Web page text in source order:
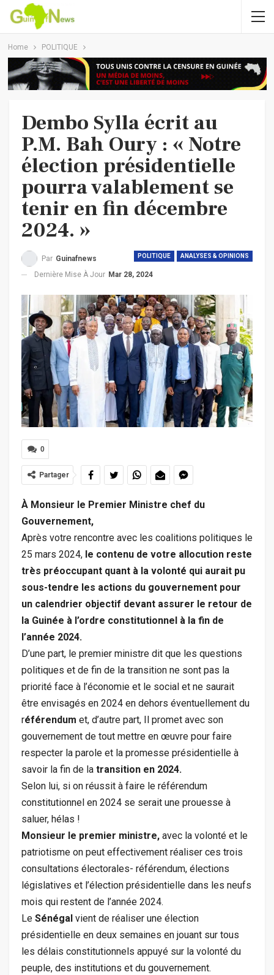
Home POLITIQUE
Dembo Sylla écrit au
P.M. Bah Oury : « Notre
élection présidentielle
pourra valablement se
tenir en fin décembre
2024. »
POLITIQUE ANALYSES & OPINIONS
Par Guinafnews
Dernière Mise À Jour Mar 28, 2024
0
Partager
À Monsieur le Premier Ministre chef du
Gouvernement,
Après votre rencontre avec les coalitions politiques le
25 mars 2024, le contenu de votre allocution reste
très préoccupant quant à la volonté qui aurait pu
sous-tendre les actions du gouvernement pour
un calendrier objectif devant assurer le retour de
la Guinée à l’ordre constitutionnel à la fin de
l’année 2024.
D’une part, le premier ministre dit que les questions
politiques et de fin de la transition ne sont pas la
priorité face à l’économie et le social et ne saurait
être envisagés en 2024 en dehors éventuellement du
référendum et, d’autre part, Il promet avec son
gouvernement de tout mettre en œuvre pour faire
respecter la parole et la promesse présidentielle à
savoir la fin de la transition en 2024.
Selon lui, si on réussit à faire le référendum
constitutionnel en 2024 se serait une prouesse à
saluer, hélas !
Monsieur le premier ministre, avec la volonté et le
patriotisme on peut effectivement réaliser ces trois
consultations électorales- référendum, élections
législatives et l’élection présidentielle dans les neufs
mois qui restent de l’année 2024.
Le Sénégal vient de réaliser une élection
présidentielle en deux semaines en jouant sur tous
les délais constitutionnels appuyé sur la volonté du
peuple, des institutions et du gouvernement.